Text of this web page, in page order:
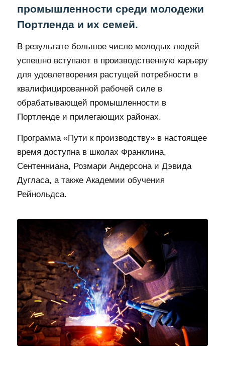
промышленности среди молодежи
Портленда и их семей.
В результате большое число молодых людей
успешно вступают в производственную карьеру
для удовлетворения растущей потребности в
квалифицированной рабочей силе в
обрабатывающей промышленности в
Портленде и прилегающих районах.
Программа «Пути к производству» в настоящее
время доступна в школах Франклина,
Сентенниана, Розмари Андерсона и Дэвида
Дугласа, а также Академии обучения
Рейнольдса.